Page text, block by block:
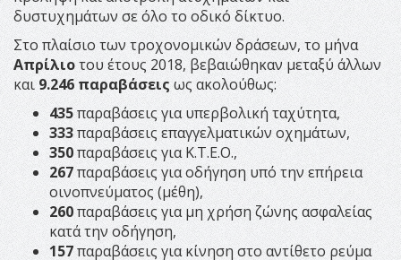
δυστυχημάτων σε όλο το οδικό δίκτυο.
Στο πλαίσιο των τροχονομικών δράσεων, το μήνα
Απρίλιοτου έτους 2018, βεβαιώθηκαν μεταξύ άλλων
και 9.246 παραβάσειςως ακολούθως:
435παραβάσεις για υπερβολική ταχύτητα,
333παραβάσεις επαγγελματικών οχημάτων,
350παραβάσεις για Κ.Τ.Ε.Ο.,
267παραβάσεις για οδήγηση υπό την επήρεια
οινοπνεύματος (μέθη),
260παραβάσεις για μη χρήση ζώνης ασφαλείας
κατά την οδήγηση,
157παραβάσεις για κίνηση στο αντίθετο ρεύμα